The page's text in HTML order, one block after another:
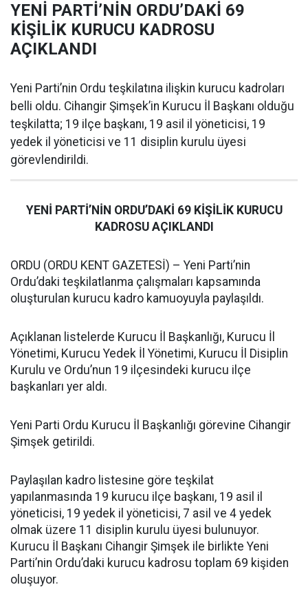
YENİ PARTİ’NİN ORDU’DAKİ 69
KİŞİLİK KURUCU KADROSU
AÇIKLANDI
Yeni Parti’nin Ordu teşkilatına ilişkin kurucu kadroları
belli oldu. Cihangir Şimşek’in Kurucu İl Başkanı olduğu
teşkilatta; 19 ilçe başkanı, 19 asil il yöneticisi, 19
yedek il yöneticisi ve 11 disiplin kurulu üyesi
görevlendirildi.
YENİ PARTİ’NİN ORDU’DAKİ 69 KİŞİLİK KURUCU
KADROSU AÇIKLANDI
ORDU (ORDU KENT GAZETESİ) – Yeni Parti’nin
Ordu’daki teşkilatlanma çalışmaları kapsamında
oluşturulan kurucu kadro kamuoyuyla paylaşıldı.
Açıklanan listelerde Kurucu İl Başkanlığı, Kurucu İl
Yönetimi, Kurucu Yedek İl Yönetimi, Kurucu İl Disiplin
Kurulu ve Ordu’nun 19 ilçesindeki kurucu ilçe
başkanları yer aldı.
Yeni Parti Ordu Kurucu İl Başkanlığı görevine Cihangir
Şimşek getirildi.
Paylaşılan kadro listesine göre teşkilat
yapılanmasında 19 kurucu ilçe başkanı, 19 asil il
yöneticisi, 19 yedek il yöneticisi, 7 asil ve 4 yedek
olmak üzere 11 disiplin kurulu üyesi bulunuyor.
Kurucu İl Başkanı Cihangir Şimşek ile birlikte Yeni
Parti’nin Ordu’daki kurucu kadrosu toplam 69 kişiden
oluşuyor.